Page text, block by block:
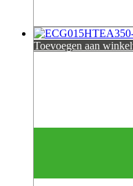
Toevoegen aan